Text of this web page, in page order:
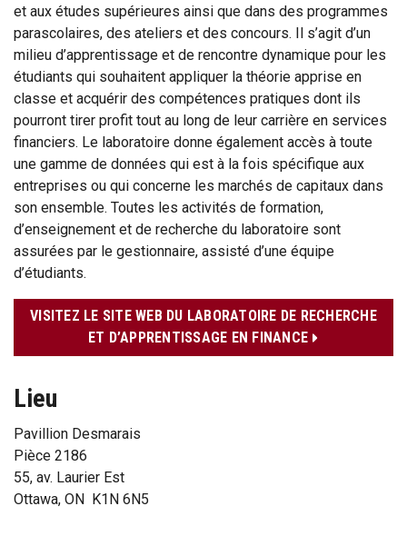
et aux études supérieures ainsi que dans des programmes
parascolaires, des ateliers et des concours. Il s’agit d’un
milieu d’apprentissage et de rencontre dynamique pour les
étudiants qui souhaitent appliquer la théorie apprise en
classe et acquérir des compétences pratiques dont ils
pourront tirer profit tout au long de leur carrière en services
financiers. Le laboratoire donne également accès à toute
une gamme de données qui est à la fois spécifique aux
entreprises ou qui concerne les marchés de capitaux dans
son ensemble. Toutes les activités de formation,
d’enseignement et de recherche du laboratoire sont
assurées par le gestionnaire, assisté d’une équipe
d’étudiants.
VISITEZ LE SITE WEB DU LABORATOIRE DE RECHERCHE
ET D’APPRENTISSAGE EN FINANCE
Lieu
Pavillion Desmarais
Pièce 2186
55, av. Laurier Est
Ottawa, ON K1N 6N5